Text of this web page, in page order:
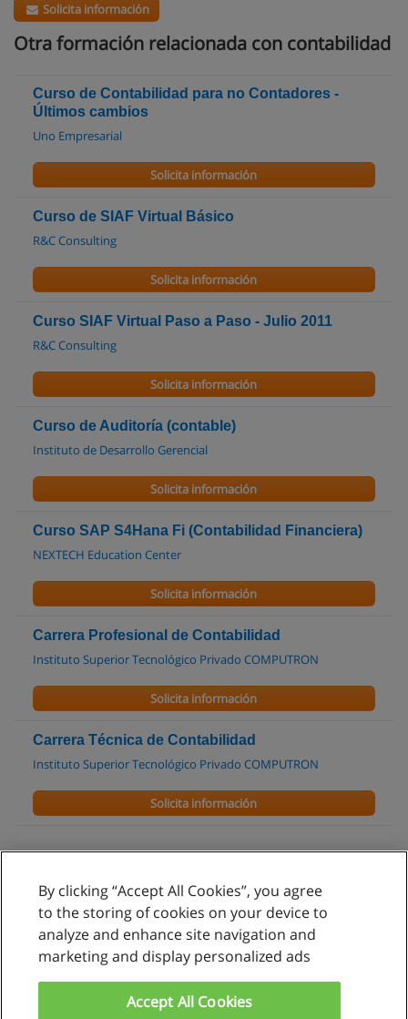
Solicita información
Otra formación relacionada con contabilidad
Curso de Contabilidad para no Contadores -
Últimos cambios
Uno Empresarial
Solicita información
Curso de SIAF Virtual Básico
R&C Consulting
Solicita información
Curso SIAF Virtual Paso a Paso - Julio 2011
R&C Consulting
Solicita información
Curso de Auditoría (contable)
Instituto de Desarrollo Gerencial
Solicita información
Curso SAP S4Hana Fi (Contabilidad Financiera)
NEXTECH Education Center
Solicita información
Carrera Profesional de Contabilidad
Instituto Superior Tecnológico Privado COMPUTRON
Solicita información
Carrera Técnica de Contabilidad
Instituto Superior Tecnológico Privado COMPUTRON
Solicita información
Reglas de uso
Privacidad de datos
By clicking “Accept All Cookies”, you agree
to the storing of cookies on your device to
analyze and enhance site navigation and
marketing and display personalized ads
Accept All Cookies